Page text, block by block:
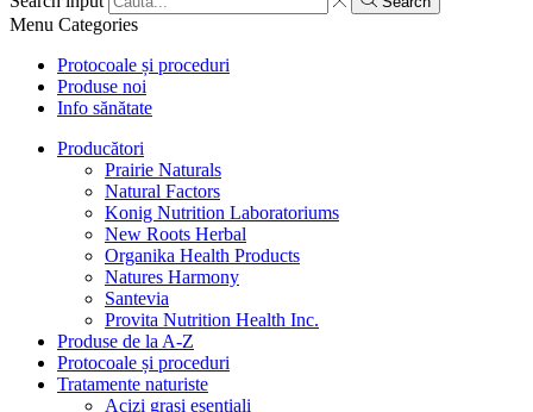
Menu Categories
Protocoale și proceduri
Produse noi
Info sănătate
Producători
Prairie Naturals
Natural Factors
Konig Nutrition Laboratoriums
New Roots Herbal
Organika Health Products
Natures Harmony
Santevia
Provita Nutrition Health Inc.
Produse de la A-Z
Protocoale și proceduri
Tratamente naturiste
Acizi grași esențiali